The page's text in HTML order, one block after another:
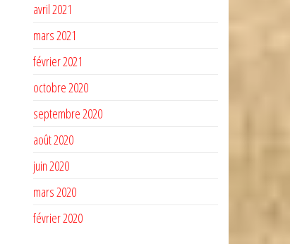
avril 2021
mars 2021
février 2021
octobre 2020
septembre 2020
août 2020
juin 2020
mars 2020
février 2020